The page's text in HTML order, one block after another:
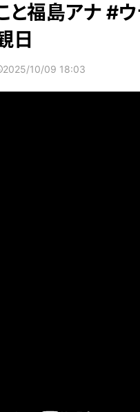
と福島アナ #
日
2025/10/09 18:03